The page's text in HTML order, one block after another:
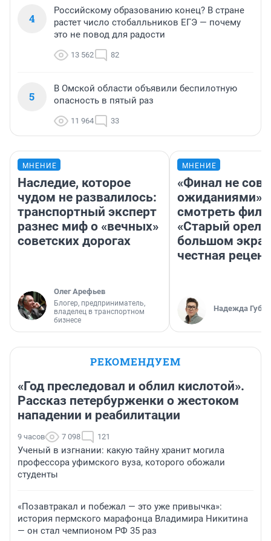
4
Российскому образованию конец? В стране
растет число стобалльников ЕГЭ — почему
это не повод для радости
13 562 82
5
В Омской области объявили беспилотную
опасность в пятый раз
11 964 33
МНЕНИЕ
Наследие, которое
чудом не развалилось:
транспортный эксперт
разнес миф о «вечных»
советских дорогах
Олег Арефьев
Блогер, предприниматель,
владелец в транспортном
бизнесе
МНЕНИЕ
«Финал не
ожиданиями»:
смотреть
«Старый орел»
большом
честная
Надежда
РЕКОМЕНДУЕМ
«Год преследовал и облил кислотой».
Рассказ петербурженки о жестоком
нападении и реабилитации
9 часов 7 098 121
Ученый в изгнании: какую тайну хранит могила
профессора уфимского вуза, которого обожали
студенты
«Позавтракал и побежал — это уже привычка»:
история пермского марафонца Владимира Никитина
— он стал чемпионом РФ 35 раз